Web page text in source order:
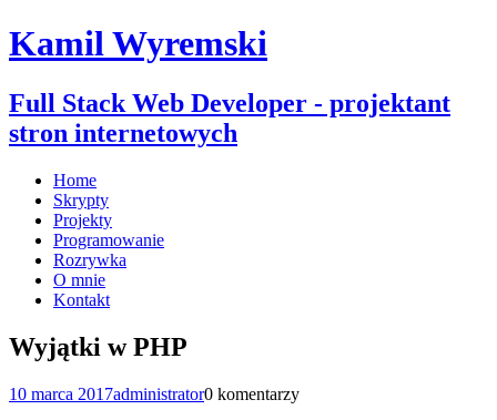
Kamil Wyremski
Full Stack Web Developer - projektant
stron internetowych
Home
Skrypty
Projekty
Programowanie
Rozrywka
O mnie
Kontakt
Wyjątki w PHP
10 marca 2017administrator0 komentarzy